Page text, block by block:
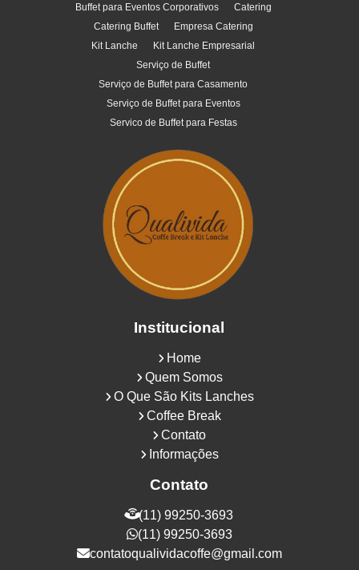
Buffet para Eventos Corporativos
Catering
Catering Buffet
Empresa Catering
Kit Lanche
Kit Lanche Empresarial
Serviço de Buffet
Serviço de Buffet para Casamento
Serviço de Buffet para Eventos
Servico de Buffet para Festas
Institucional
Home
Quem Somos
O Que São Kits Lanches
Coffee Break
Contato
Informações
Contato
(11) 99250-3693
(11) 99250-3693
contatoqualividacoffe@gmail.com